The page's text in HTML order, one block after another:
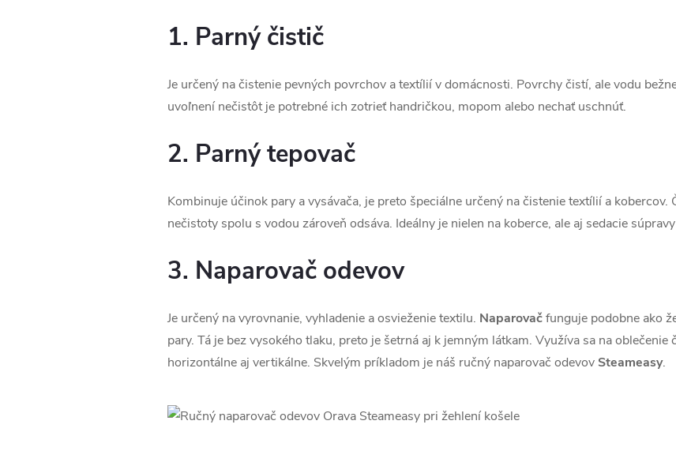
1. Parný čistič
Je určený na čistenie pevných povrchov a textílií v domácnosti. Povrchy čistí, ale vodu
uvoľnení nečistôt je potrebné ich zotrieť handričkou, mopom alebo nechať uschnúť.
2. Parný tepovač
Kombinuje účinok pary a vysávača, je preto špeciálne určený na čistenie textílií a
nečistoty spolu s vodou zároveň odsáva. Ideálny je nielen na koberce, ale aj sedacie
3. Naparovač odevov
Je určený na vyrovnanie, vyhladenie a osvieženie textilu. Naparovačfunguje podobne ako
pary. Tá je bez vysokého tlaku, preto je šetrná aj k jemným látkam. Využíva sa na oblečenie
horizontálne aj vertikálne. Skvelým príkladom je náš ručný naparovač odevov Steameasy.